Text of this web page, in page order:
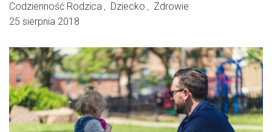
Codzienność Rodzica , Dziecko ,
Zdrowie
25 sierpnia 2018